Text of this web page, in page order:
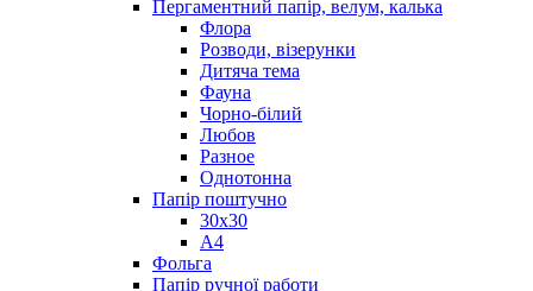
Пергаментний папір, велум, калька
Флора
Розводи, візерунки
Дитяча тема
Фауна
Чорно-білий
Любов
Разное
Однотонна
Папір поштучно
30х30
А4
Фольга
Папір ручної работи